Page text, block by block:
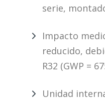
serie,
Impacto
reducido,
R32 (GWP =
Unidad